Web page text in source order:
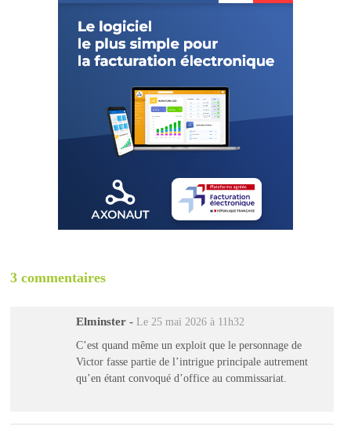
3 commentaires
Elminster - Le 25 mai 2026 à 11h32
C’est quand même un exploit que le personnage de
Victor fasse partie de l’intrigue principale autrement
qu’en étant convoqué d’office au commissariat.